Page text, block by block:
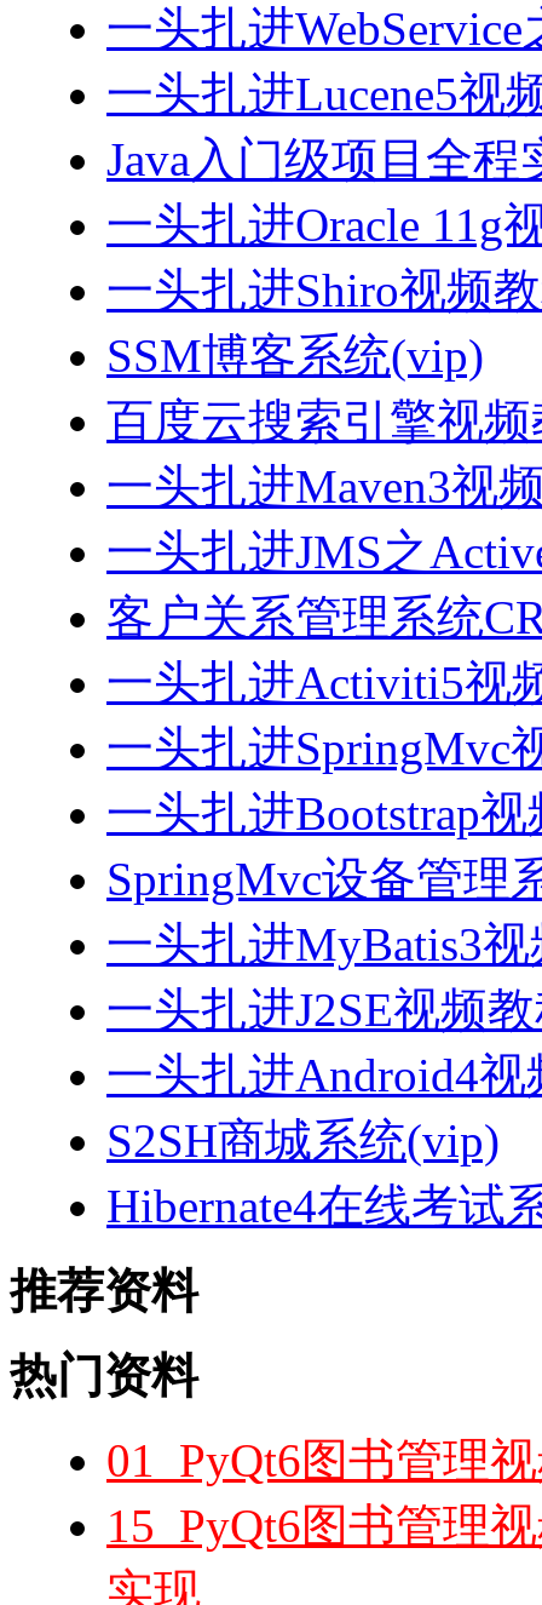
一头扎进
一头扎进Lucene5视
Java入门级项目全程
一头扎进Oracle 11g
一头扎进Shiro视频
SSM博客系统(vip)
百度云搜索引擎视
一头扎进Maven3视
一头扎进JMS之
客户关系管理系统
一头扎进Activiti5视
一头扎进SpringMvc
一头扎进Bootstrap
SpringMvc设备管理
一头扎进MyBatis3
一头扎进J2SE视频
一头扎进Android4视
S2SH商城系统(vip)
Hibernate4在线考试
推荐资料
热门资料
01_PyQt6图书管理
15_PyQt6图书管理
实现